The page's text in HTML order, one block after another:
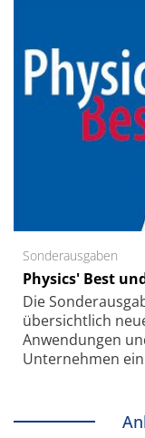
Sonderausgaben
Physics' Best
Die
übersichtlich
Anwendungen
Unternehmen